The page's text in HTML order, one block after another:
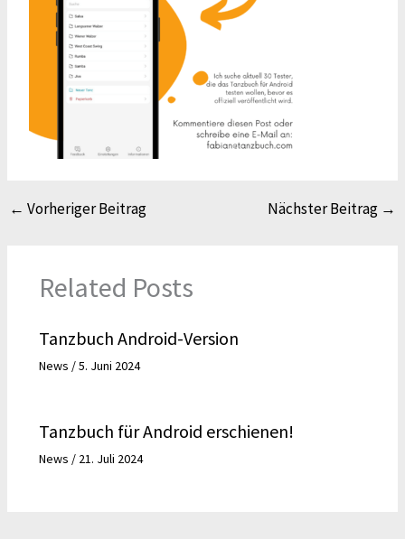
← Vorheriger Beitrag Nächster Beitrag →
Related Posts
Tanzbuch Android-Version
News /5. Juni 2024
Tanzbuch für Android erschienen!
News / 21. Juli 2024